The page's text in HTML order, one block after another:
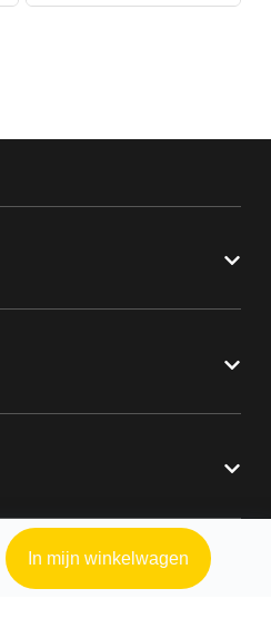
In mijn winkelwagen